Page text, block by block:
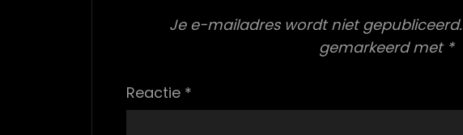
Je e-mailadres wordt niet gepubliceerd.
gemarkeerd met *
Reactie *